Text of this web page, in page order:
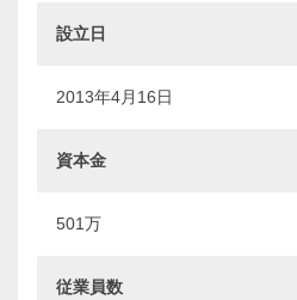
設立日
2013年4月16日
資本金
501万
従業員数